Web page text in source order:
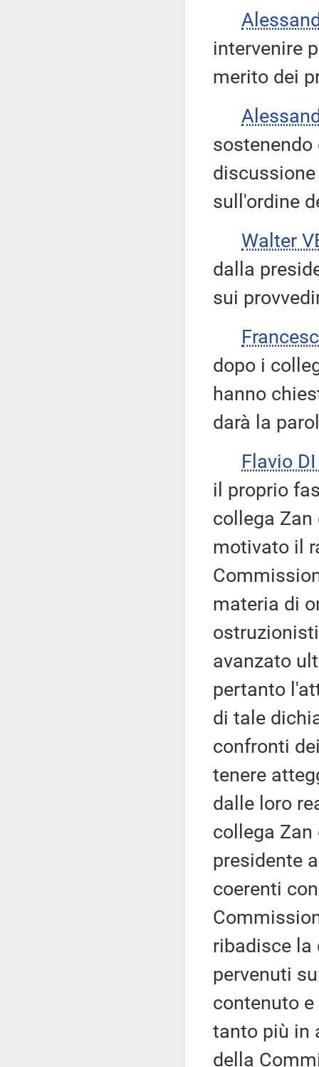
intervenire
merito dei
sull'ordine
Walter
dalla
sui
dopo i
hanno
darà la
Flavio
il proprio
collega Zan
motivato il
materia di
avanzato
pertanto
di tale
confronti
tenere
dalle loro
collega
presidente
coerenti
ribadisce
pervenuti
contenuto
tanto più in
della